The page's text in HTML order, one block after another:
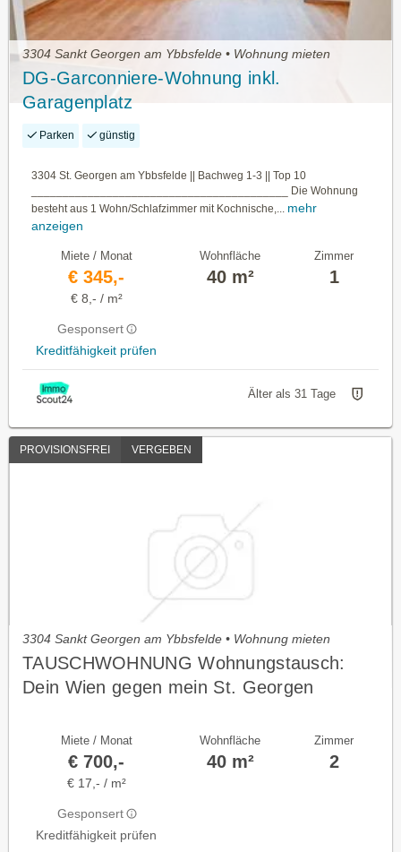
3304 Sankt Georgen am Ybbsfelde • Wohnung mieten
DG-Garconniere-Wohnung inkl.
Garagenplatz
Parken günstig
3304 St. Georgen am Ybbsfelde || Bachweg 1-3 || Top 10
_________________________________________ Die Wohnung
besteht aus 1 Wohn/Schlafzimmer mit Kochnische,... mehr
anzeigen
Miete / Monat
€ 345,-
€ 8,- / m²
Gesponsert
Kreditfähigkeit prüfen
Wohnfläche
40 m²
Zimmer
1
Älter als 31 Tage
PROVISIONSFREI VERGEBEN
3304 Sankt Georgen am Ybbsfelde • Wohnung mieten
TAUSCHWOHNUNG Wohnungstausch:
Dein Wien gegen mein St. Georgen
Miete / Monat
€ 700,-
€ 17,- / m²
Gesponsert
Kreditfähigkeit prüfen
Wohnfläche
40 m²
Zimmer
2